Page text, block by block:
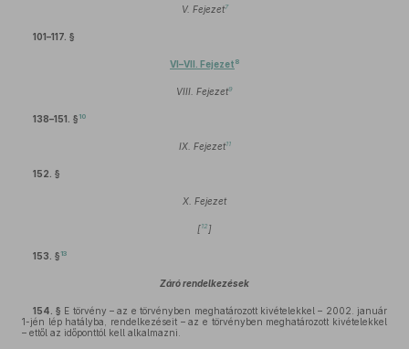
V. Fejezet7
101–117. §
VI–VII. Fejezet 8
VIII. Fejezet9
138–151. § 10
IX. Fejezet11
152. §
X. Fejezet
[12 ]
153. § 13
Záró rendelkezések
154. § E törvény – az e törvényben meghatározott kivételekkel – 2002. január
1-jén lép hatályba, rendelkezéseit – az e törvényben meghatározott kivételekkel
– ettől az időponttól kell alkalmazni.